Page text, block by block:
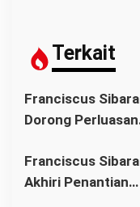
s
p
o
Terkait
Franciscus
Dorong Perluasan
sebagai Upaya
Pernikahan Dini di
Franciscus
Akhiri Penantian